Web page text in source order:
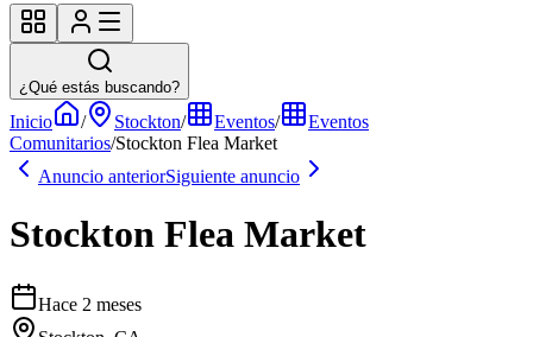
¿Qué estás buscando?
Inicio / Stockton/ Eventos/
Eventos
Comunitarios/Stockton Flea Market
Anuncio anteriorSiguiente anuncio
Stockton Flea Market
Hace 2 meses